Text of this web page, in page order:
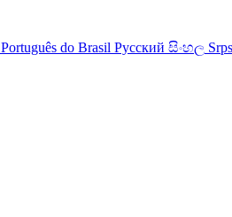
Português do Brasil Русский සිංහල